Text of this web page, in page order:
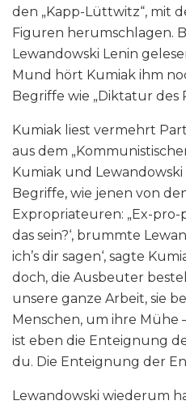
den „Kapp-Lüttwitz“, mit
Figuren herumschlagen.
Lewandowski Lenin
Mund hört Kumiak ihm
Begriffe wie „Diktatur des
Kumiak liest vermehrt
aus dem
Kumiak und
Begriffe, wie jenen von
Expropriateuren: „Ex-pro-
das sein?‘, brummte
ich’s dir sagen‘, sagte
doch, die Ausbeuter
unsere ganze Arbeit, sie
Menschen, um ihre Mühe
ist eben die Enteignung
du. Die Enteignung der
Lewandowski wiederum